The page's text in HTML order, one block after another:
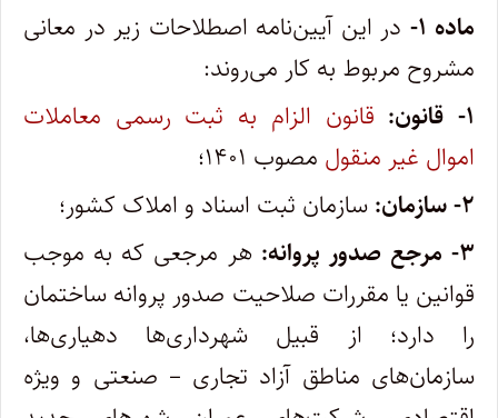
ماده ۱-
در این آیین‌نامه اصطلاحات زیر در معانی
مشروح مربوط به کار می‌روند:
۱- قانون:
قانون الزام به ثبت رسمی معاملات
اموال غیر منقول مصوب ۱۴۰۱؛
۲- سازمان:
سازمان ثبت اسناد و املاک کشور؛
۳- مرجع صدور پروانه:
هر مرجعی که به موجب
قوانین یا مقررات صلاحیت صدور پروانه ساختمان
را دارد؛ از قبیل شهرداری‌ها دهیاری‌ها،
سازمان‌های مناطق آزاد تجاری – صنعتی و ویژه